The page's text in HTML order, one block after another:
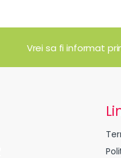
Vrei sa fi informat